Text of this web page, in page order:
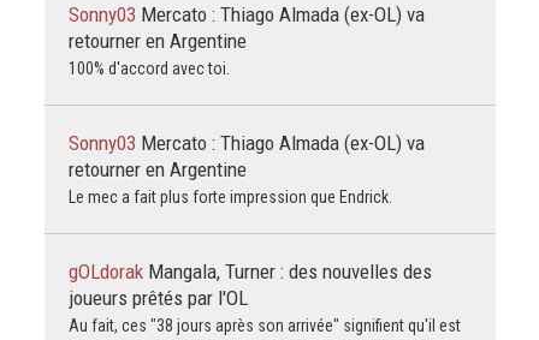
Sonny03 Mercato : Thiago Almada (ex-OL) va
retourner en Argentine
100% d'accord avec toi.
Sonny03 Mercato : Thiago Almada (ex-OL) va
retourner en Argentine
Le mec a fait plus forte impression que Endrick.
gOLdorak Mangala, Turner : des nouvelles des
joueurs prêtés par l'OL
Au fait, ces "38 jours après son arrivée" signifient qu'il est